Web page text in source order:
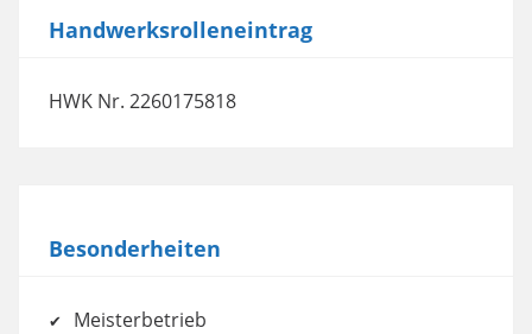
Handwerksrolleneintrag
HWK Nr. 2260175818
Besonderheiten
Meisterbetrieb